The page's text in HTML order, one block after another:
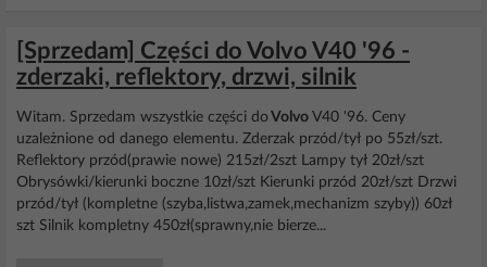
[Sprzedam] Części do Volvo V40 '96 -
zderzaki, reflektory, drzwi, silnik
Witam. Sprzedam wszystkie części doVolvo V40 '96. Ceny
uzależnione od danego elementu. Zderzak przód/tył po 55zł/szt.
Reflektory przód(prawie nowe) 215zł/2szt Lampy tył 20zł/szt
Obrysówki/kierunki boczne 10zł/szt Kierunki przód 20zł/szt Drzwi
przód/tył (kompletne (szyba,listwa,zamek,mechanizm szyby)) 60zł
szt Silnik kompletny 450zł(sprawny,nie bierze...